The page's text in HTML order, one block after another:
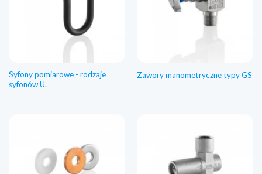
Syfony pomiarowe - rodzaje
syfonów U.
Zawory manometryczne typy GS